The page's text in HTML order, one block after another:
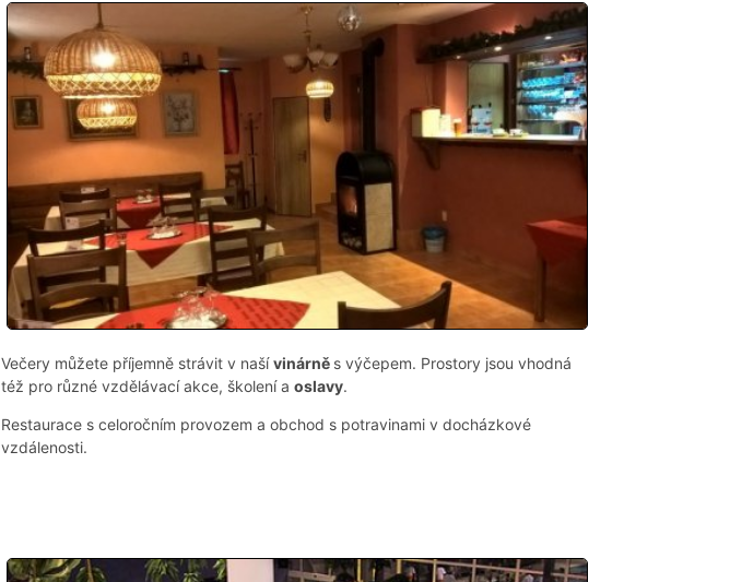
Večery můžete příjemně strávit v našívinárně s výčepem. Prostory jsou vhodná
též pro různé vzdělávací akce, školení a oslavy.
Restaurace s celoročním provozem a obchod s potravinami v docházkové
vzdálenosti.